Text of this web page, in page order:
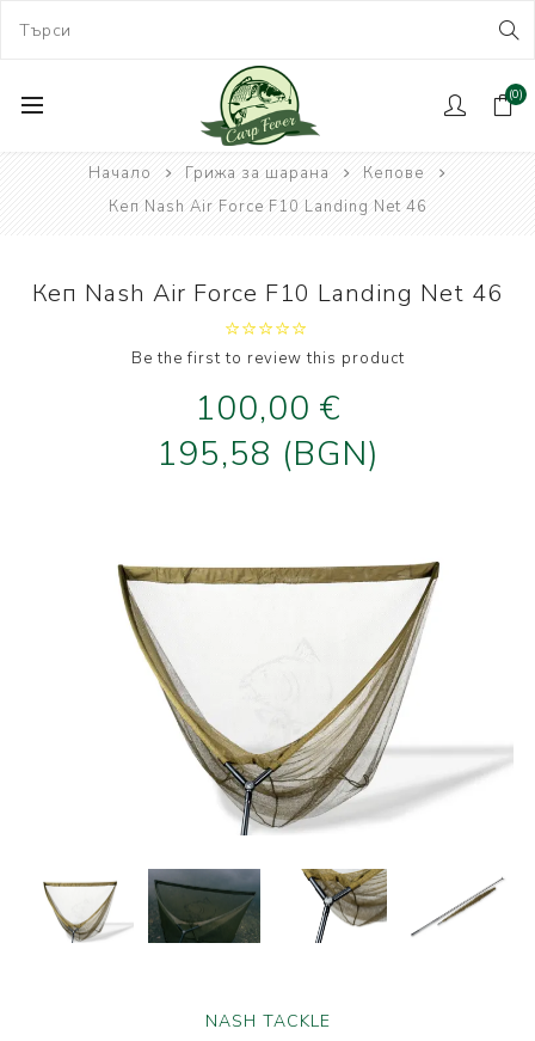
(0)
Начало Грижа за шарана
Кепове
Кеп Nash Air Force F10 Landing Net 46
Кеп Nash Air Force F10 Landing Net 46
Be the first to review this product
100,00 €
195,58 (BGN)
NASH TACKLE